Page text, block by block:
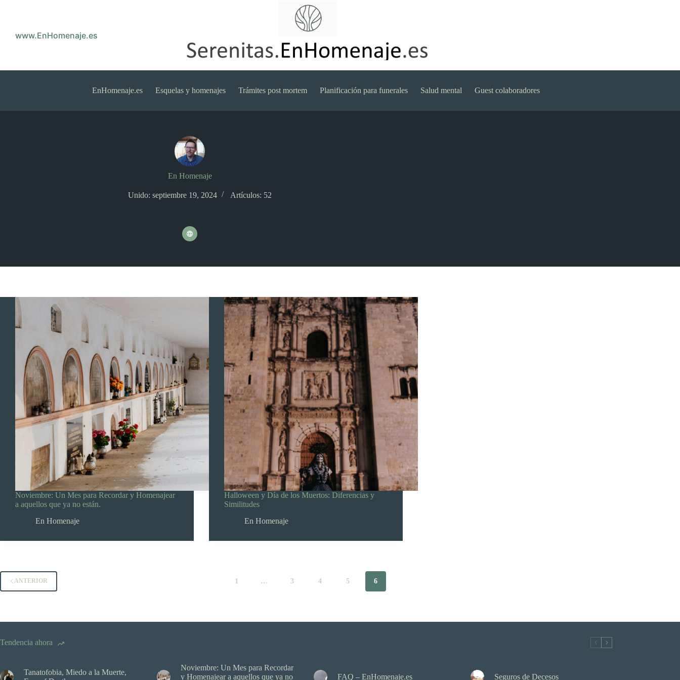
www.EnHomenaje.es
EnHomenaje.es Esquelas y homenajes Trámites post mortem Planificación para funerales Salud mental Guest colaboradores
En Homenaje
Unido: septiembre 19, 2024 Artículos: 52
Noviembre: Un Mes para Recordar y Homenajear
a aquellos que ya no están.
En Homenaje
Halloween y Día de los Muertos: Diferencias y
Similitudes
En Homenaje
ANTERIOR 1 … 3 4 5 6
Tendencia ahora
Tanatofobia, Miedo a la Muerte,
Noviembre: Un Mes para Recordar
y Homenajear a aquellos que ya no
FAQ – EnHomenaje.es Seguros de Decesos